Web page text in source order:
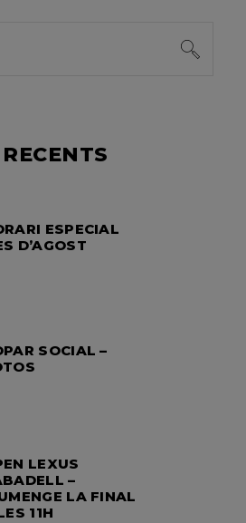
ESPECIAL
D’AGOST
SOCIAL –
LEXUS
–
LA FINAL
11H